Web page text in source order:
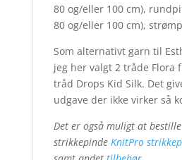
80 og/eller 100 cm),
80 og/eller 100 cm),
Som alternativt garn til
jeg her valgt 2 tråde Flora
tråd Drops Kid Silk. Det
udgave der ikke virker så
Det er også muligt at bestille
strikkepinde KnitPro